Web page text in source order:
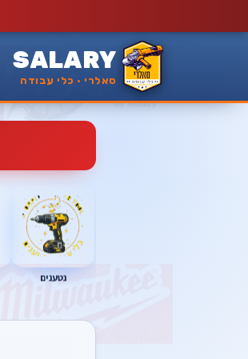
SALARY
סאלרי · כלי עבודה
נטענים